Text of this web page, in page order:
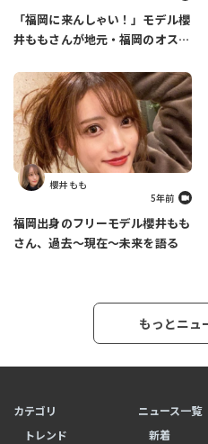
「福岡に来んしゃい！」モデル櫻
井ももさんが地元・福岡のオスス
櫻井 もも
5年前
福岡出身のフリーモデル櫻井もも
さん、過去～現在～未来を語る
もっとニュ
カテゴリ
トレンド
ニュース一覧
新着